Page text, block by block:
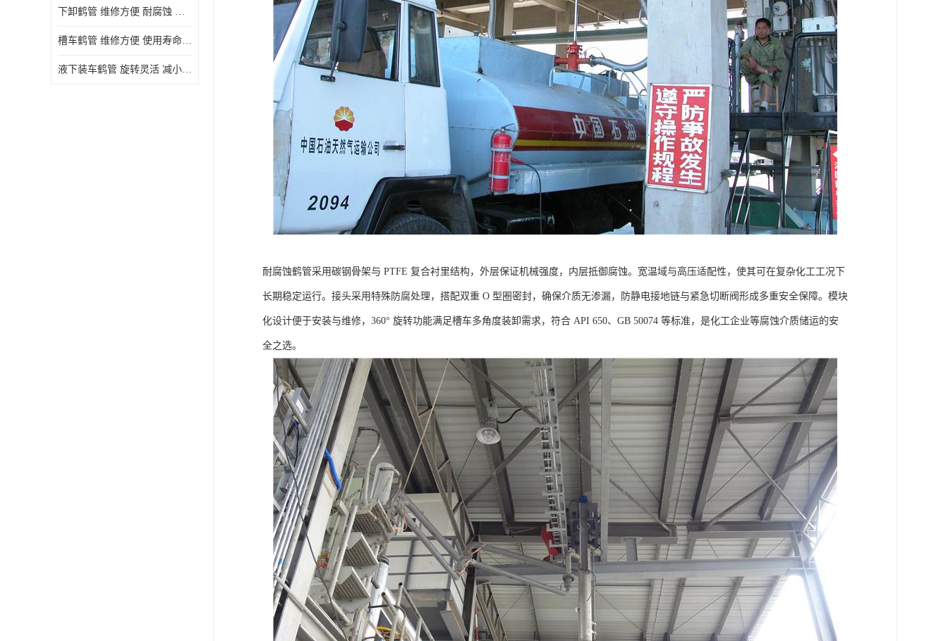
下卸鹤管 维修方便 耐腐蚀 耐高温
槽车鹤管 维修方便 使用寿命较长
液下装车鹤管 旋转灵活 减小压力损失
耐腐蚀鹤管采用碳钢骨架与 PTFE 复合衬里结构，外层保证机械强度，内层抵御腐蚀。宽温域与高压适配性，使其可在复杂化工工况下
长期稳定运行。接头采用特殊防腐处理，搭配双重 O 型圈密封，确保介质无渗漏，防静电接地链与紧急切断阀形成多重安全保障。模块
化设计便于安装与维修，360° 旋转功能满足槽车多角度装卸需求，符合 API 650、GB 50074 等标准，是化工企业等腐蚀介质储运的安
全之选。